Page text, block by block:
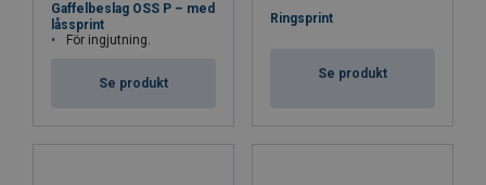
Gaffelbeslag OSS P – med
låssprint
För ingjutning.
Se produkt
Ringsprint
Se produkt